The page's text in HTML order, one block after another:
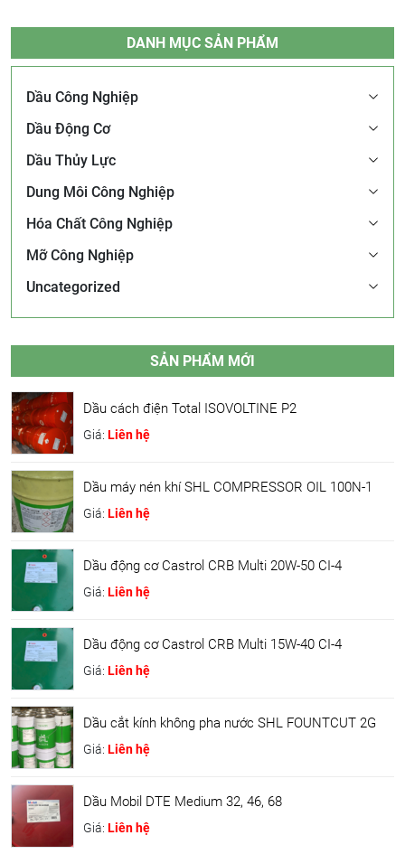
DANH MỤC SẢN PHẨM
Dầu Công Nghiệp
Dầu Động Cơ
Dầu Thủy Lực
Dung Môi Công Nghiệp
Hóa Chất Công Nghiệp
Mỡ Công Nghiệp
Uncategorized
SẢN PHẨM MỚI
Dầu cách điện Total ISOVOLTINE P2
Giá: Liên hệ
Dầu máy nén khí SHL COMPRESSOR OIL 100N-1
Giá: Liên hệ
Dầu động cơ Castrol CRB Multi 20W-50 CI-4
Giá: Liên hệ
Dầu động cơ Castrol CRB Multi 15W-40 CI-4
Giá: Liên hệ
Dầu cắt kính không pha nước SHL FOUNTCUT 2G
Giá: Liên hệ
Dầu Mobil DTE Medium 32, 46, 68
Giá: Liên hệ